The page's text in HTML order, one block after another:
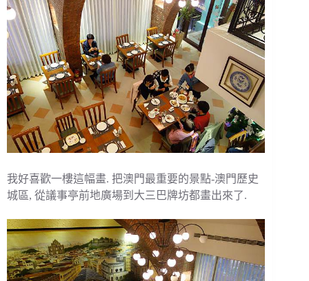
我好喜歡一樓這幅畫. 把澳門最重要的景點-澳門歷史
城區, 從議事亭前地廣場到大三巴牌坊都畫出來了.